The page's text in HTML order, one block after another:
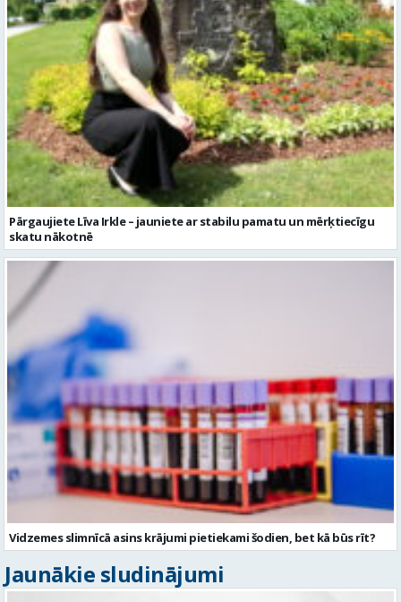
Pārgaujiete Līva Irkle – jauniete ar stabilu pamatu un mērķtiecīgu
skatu nākotnē
Vidzemes slimnīcā asins krājumi pietiekami šodien, bet kā būs rīt?
Jaunākie sludinājumi